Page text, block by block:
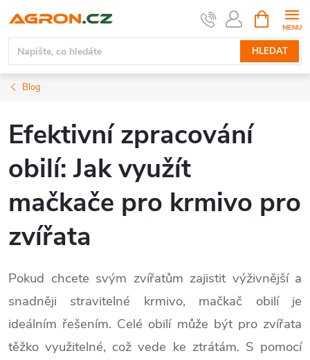
na
obsah
HLEDAT
NÁKUPNÍ
KOŠÍK
Blog
Efektivní zpracování
obilí: Jak využít
mačkače pro krmivo pro
zvířata
Pokud chcete svým zvířatům zajistit výživnější a
snadněji stravitelné krmivo, mačkač obilí je
ideálním řešením. Celé obilí může být pro zvířata
těžko využitelné, což vede ke ztrátám. S pomocí